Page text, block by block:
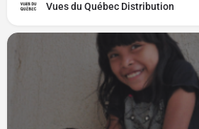
Vues du Québec Distribution